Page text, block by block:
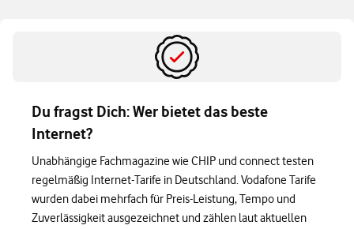
Du fragst Dich: Wer bietet das beste
Internet?
Unabhängige Fachmagazine wie CHIP und connect testen
regelmäßig Internet-Tarife in Deutschland. Vodafone Tarife
wurden dabei mehrfach für Preis-Leistung, Tempo und
Zuverlässigkeit ausgezeichnet und zählen laut aktuellen